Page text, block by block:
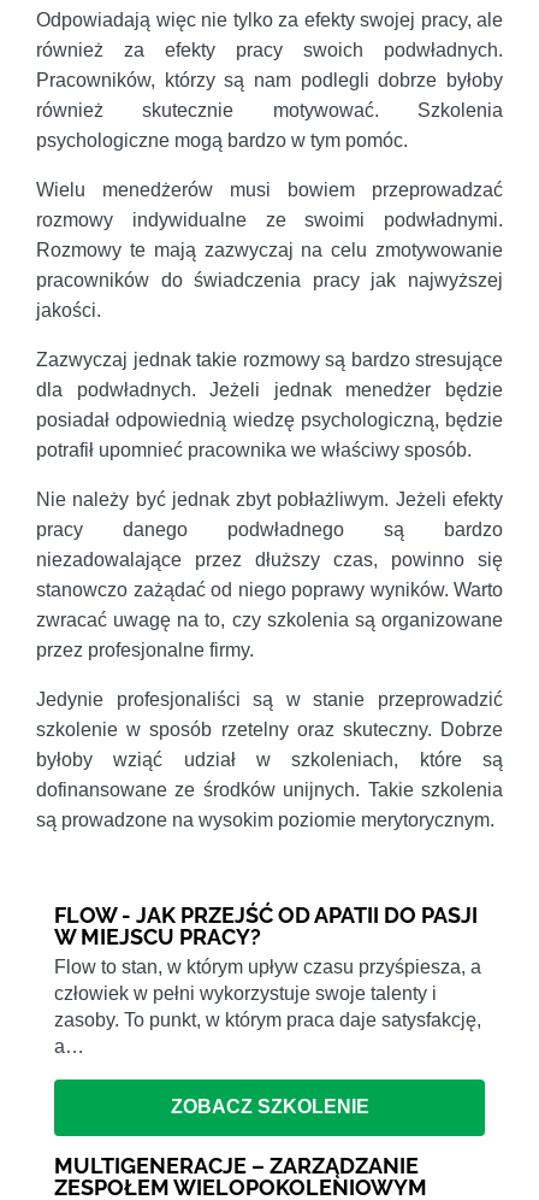
Odpowiadają więc nie tylko za efekty swojej pracy, ale
również za efekty pracy swoich podwładnych.
Pracowników, którzy są nam podlegli dobrze byłoby
również skutecznie motywować. Szkolenia
psychologiczne mogą bardzo w tym pomóc.
Wielu menedżerów musi bowiem przeprowadzać
rozmowy indywidualne ze swoimi podwładnymi.
Rozmowy te mają zazwyczaj na celu zmotywowanie
pracowników do świadczenia pracy jak najwyższej
jakości.
Zazwyczaj jednak takie rozmowy są bardzo stresujące
dla podwładnych. Jeżeli jednak menedżer będzie
posiadał odpowiednią wiedzę psychologiczną, będzie
potrafił upomnieć pracownika we właściwy sposób.
Nie należy być jednak zbyt pobłażliwym. Jeżeli efekty
pracy danego podwładnego są bardzo
niezadowalające przez dłuższy czas, powinno się
stanowczo zażądać od niego poprawy wyników. Warto
zwracać uwagę na to, czy szkolenia są organizowane
przez profesjonalne firmy.
Jedynie profesjonaliści są w stanie przeprowadzić
szkolenie w sposób rzetelny oraz skuteczny. Dobrze
byłoby wziąć udział w szkoleniach, które są
dofinansowane ze środków unijnych. Takie szkolenia
są prowadzone na wysokim poziomie merytorycznym.
FLOW - JAK PRZEJŚĆ OD APATII DO PASJI
W MIEJSCU PRACY?
Flow to stan, w którym upływ czasu przyśpiesza, a
człowiek w pełni wykorzystuje swoje talenty i
zasoby. To punkt, w którym praca daje satysfakcję,
a…
ZOBACZ SZKOLENIE
MULTIGENERACJE – ZARZĄDZANIE
ZESPOŁEM WIELOPOKOLENIOWYM